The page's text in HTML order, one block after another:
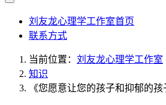
刘友龙心理学工作室首页
联系方式
当前位置： 刘友龙心理学工作室
知识
《您愿意让您的孩子和抑郁的